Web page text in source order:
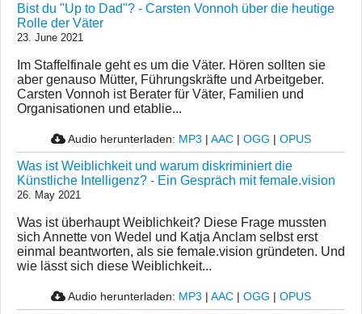
Bist du "Up to Dad"? - Carsten Vonnoh über die heutige
Rolle der Väter
23. June 2021
Im Staffelfinale geht es um die Väter. Hören sollten sie
aber genauso Mütter, Führungskräfte und Arbeitgeber.
Carsten Vonnoh ist Berater für Väter, Familien und
Organisationen und etablie...
Audio herunterladen: MP3 | AAC | OGG | OPUS
Was ist Weiblichkeit und warum diskriminiert die
Künstliche Intelligenz? - Ein Gespräch mit female.vision
26. May 2021
Was ist überhaupt Weiblichkeit? Diese Frage mussten
sich Annette von Wedel und Katja Anclam selbst erst
einmal beantworten, als sie female.vision gründeten. Und
wie lässt sich diese Weiblichkeit...
Audio herunterladen: MP3 | AAC | OGG | OPUS